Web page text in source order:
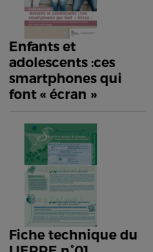
Enfants et
adolescents :ces
smartphones qui
font « écran »
Fiche technique du